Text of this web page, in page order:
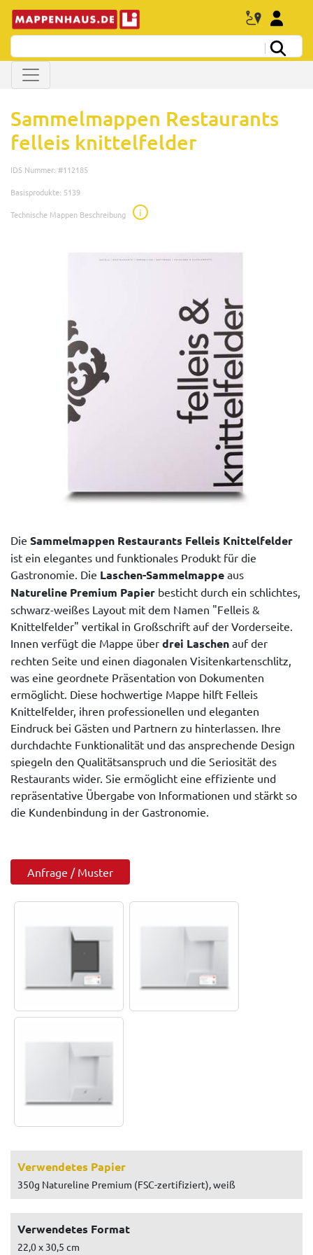
Sammelmappen Restaurants
felleis knittelfelder
IDS Nummer: #112185
Basisprodukte: 5139
Technische Mappen Beschreibung
i
Die Sammelmappen Restaurants Felleis Knittelfelder
ist ein elegantes und funktionales Produkt für die
Gastronomie. Die Laschen-Sammelmappe aus
Natureline Premium Papier besticht durch ein schlichtes,
schwarz-weißes Layout mit dem Namen "Felleis &
Knittelfelder" vertikal in Großschrift auf der Vorderseite.
Innen verfügt die Mappe über drei Laschen auf der
rechten Seite und einen diagonalen Visitenkartenschlitz,
was eine geordnete Präsentation von Dokumenten
ermöglicht. Diese hochwertige Mappe hilft Felleis
Knittelfelder, ihren professionellen und eleganten
Eindruck bei Gästen und Partnern zu hinterlassen. Ihre
durchdachte Funktionalität und das ansprechende Design
spiegeln den Qualitätsanspruch und die Seriosität des
Restaurants wider. Sie ermöglicht eine effiziente und
repräsentative Übergabe von Informationen und stärkt so
die Kundenbindung in der Gastronomie.
Anfrage / Muster
Verwendetes Papier
350g Natureline Premium (FSC-zertifiziert), weiß
Verwendetes Format
22,0 x 30,5 cm